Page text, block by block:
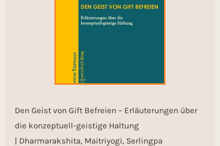
Den Geist von Gift Befreien – Erläuterungen über
die konzeptuell-geistige Haltung
| Dharmarakshita, Maitriyogi, Serlingpa